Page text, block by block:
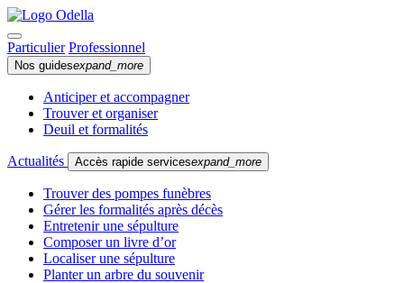
Particulier Professionnel
Nos guidesexpand_more
Anticiper et accompagner
Trouver et organiser
Deuil et formalités
Actualités Accès rapide servicesexpand_more
Trouver des pompes funèbres
Gérer les formalités après décès
Entretenir une sépulture
Composer un livre d’or
Localiser une sépulture
Planter un arbre du souvenir